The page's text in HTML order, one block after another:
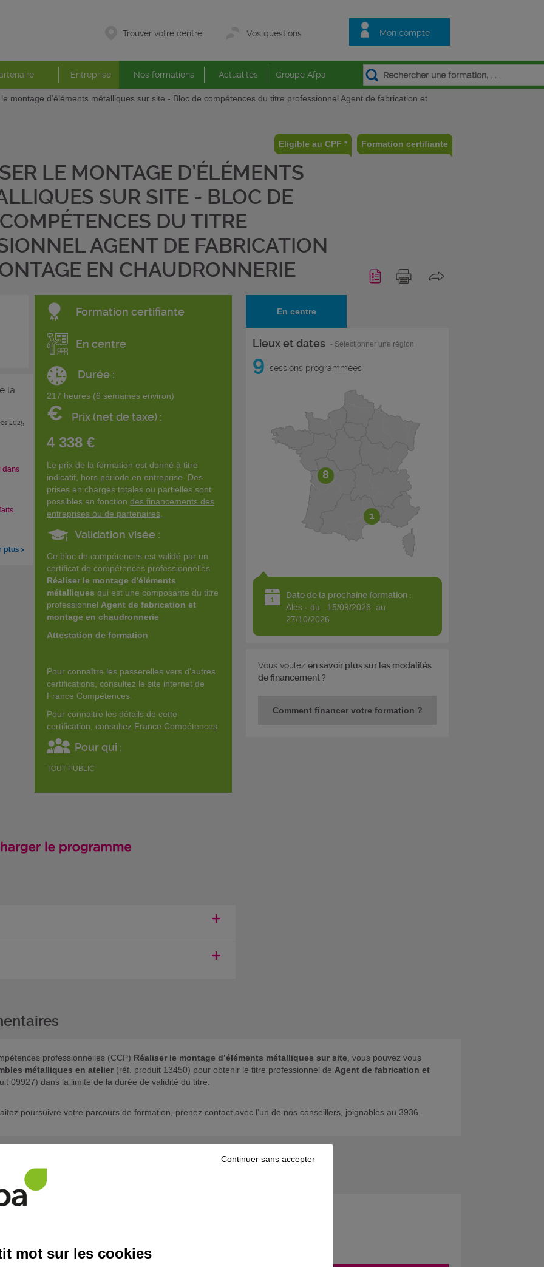
Mon compte
Trouver votre centre Vos questions
Entreprise Nos formations Actualités Groupe Afpa
montage d’éléments métalliques sur site - Bloc de compétences du titre professionnel Agent de fabrication et
Eligible au CPF * Formation certifiante
LE MONTAGE D’ÉLÉMENTS
SUR SITE - BLOC DE
COMPÉTENCES DU TITRE
AGENT DE FABRICATION
EN CHAUDRONNERIE
la
2025
dans
plus >
Formation certifiante
En centre
Durée :
217 heures (6 semaines environ)
€ Prix (net de taxe) :
4 338 €
Le prix de la formation est donné à titre
indicatif, hors période en entreprise. Des
prises en charges totales ou partielles sont
possibles en fonction des financements des
entreprises ou de partenaires
Validation visée :
Ce bloc de compétences est validé par un
certificat de compétences professionnelles
Réaliser le montage d'éléments
métalliques qui est une composante du titre
professionnel Agent de fabrication et
montage en chaudronnerie
Attestation de formation
Pour connaître les passerelles vers d'autres
certifications, consultez le site internet de
France Compétences.
Pour connaitre les détails de cette
certification, consultez France Compétences
Pour qui :
TOUT PUBLIC
En centre
Lieux et dates - Sélectionner une région
9 sessions programmées
1
8
Date de la prochaine formation :
ales - du 15/09/2026 au
27/10/2026
Vous voulezen savoir plus sur les modalités
de financement ?
Comment financer votre formation ?
professionnelles (CCP) Réaliser le montage d’éléments métalliques sur site , vous pouvez vous
métalliques en atelier (réf. produit 13450) pour obtenir le titre professionnel de Agent de fabrication et
09927) dans la limite de la durée de validité du titre.
poursuivre votre parcours de formation, prenez contact avec l’un de nos conseillers, joignables au 3936.
le domaine
d'espaces verts - Contrat en alternance
mot sur les cookies
Continuer sans accepter